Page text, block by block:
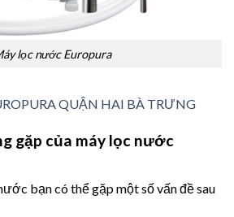
lọc nước Europura
QUẬN HAI BÀ TRƯNG
gặp của máy lọc nước
bạn có thể gặp một số vấn đề sau